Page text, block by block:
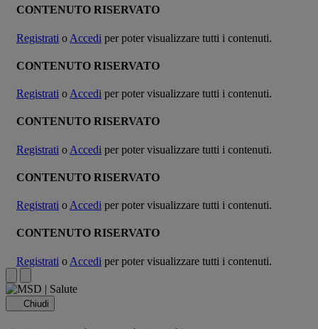
CONTENUTO RISERVATO
Registrati o Accedi per poter visualizzare tutti i contenuti.
CONTENUTO RISERVATO
Registrati o Accedi per poter visualizzare tutti i contenuti.
CONTENUTO RISERVATO
Registrati o Accedi per poter visualizzare tutti i contenuti.
CONTENUTO RISERVATO
Registrati o Accedi per poter visualizzare tutti i contenuti.
CONTENUTO RISERVATO
Registrati o Accedi per poter visualizzare tutti i contenuti.
Chiudi